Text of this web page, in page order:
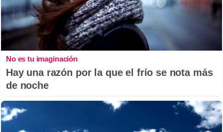
No es tu imaginación
Hay una razón por la que el frío se nota más
de noche